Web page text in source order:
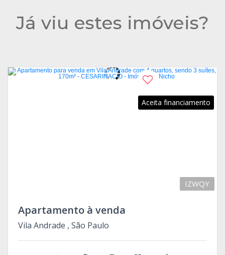
Já viu estes imóveis?
Aceita financiamento
IZWQY
Apartamento à venda
Vila Andrade , São Paulo